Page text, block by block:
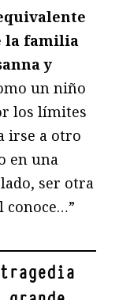
la familia
y
un niño
los límites
irse a otro
en una
ser otra
conoce…”
tragedia